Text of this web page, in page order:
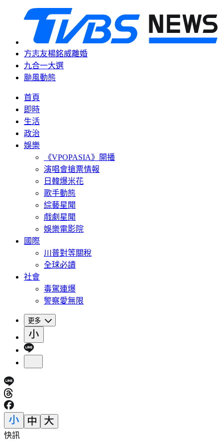
方志友楊銘威離婚
九合一大選
颱風動態
首頁
即時
生活
政治
娛樂
《VPOPASIA》開播
演唱會搶票情報
日韓爆米花
歌手動態
綜藝星聞
戲劇星聞
娛樂電影院
國際
川普對等關稅
全球必讀
社會
毒駕連爆
警察愛無限
更多
快訊